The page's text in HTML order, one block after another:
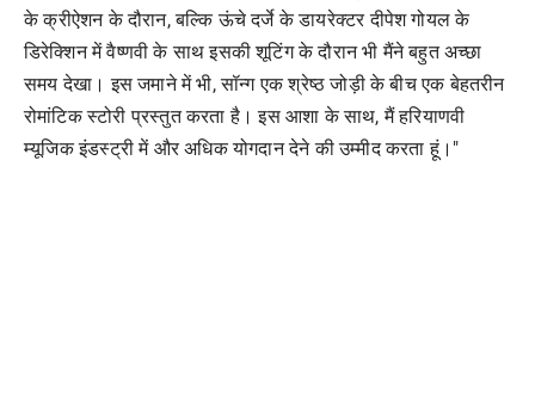
के क्रीऐशन के दौरान, बल्कि ऊंचे दर्जे के डायरेक्टर दीपेश गोयल के
डिरेक्शिन में वैष्णवी के साथ इसकी शूटिंग के दौरान भी मैंने बहुत अच्छा
समय देखा। इस जमाने में भी, सॉन्ग एक श्रेष्ठ जोड़ी के बीच एक बेहतरीन
रोमांटिक स्टोरी प्रस्तुत करता है। इस आशा के साथ, मैं हरियाणवी
म्यूजिक इंडस्ट्री में और अधिक योगदान देने की उम्मीद करता हूं।"